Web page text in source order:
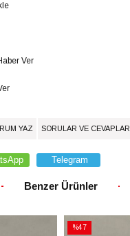
Ver
YAZ SORULAR VE CEVAPLAR
Telegram
Benzer Ürünler
%47